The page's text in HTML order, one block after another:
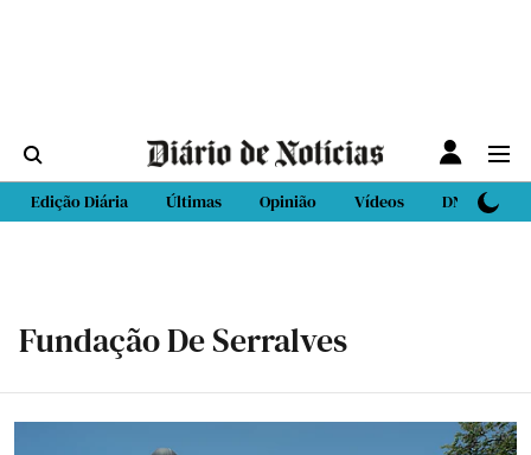
Edição Diária Últimas Opinião Vídeos DN Sport
Fundação De Serralves